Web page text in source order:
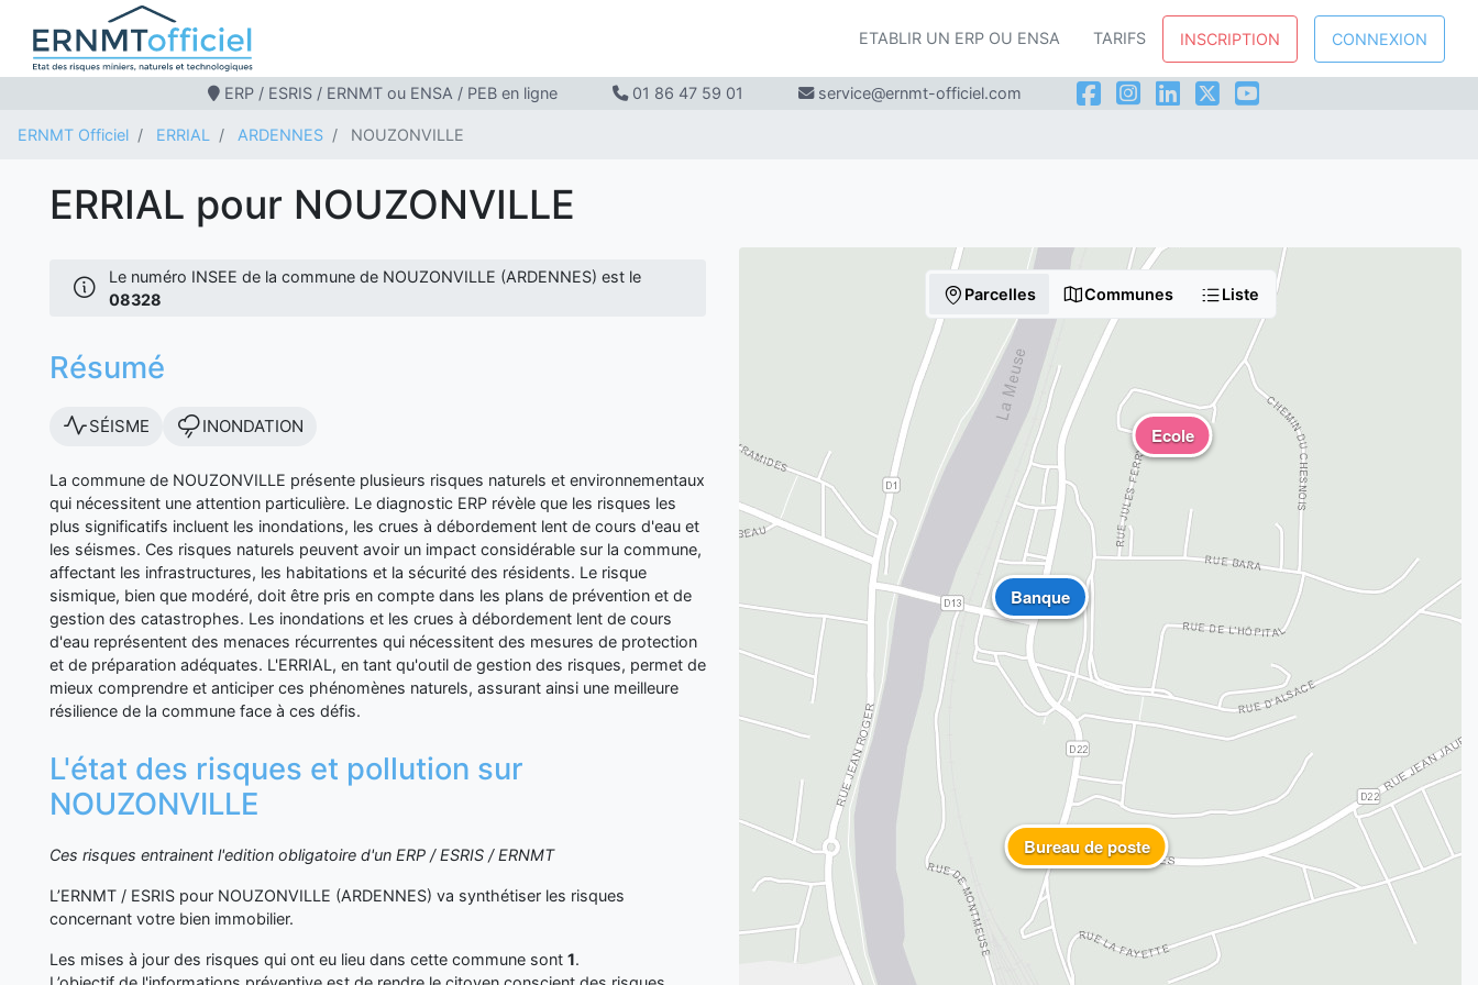
ETABLIR UN ERP OU ENSA TARIFS INSCRIPTION CONNEXION
ERP / ESRIS / ERNMT ou ENSA / PEB en ligne 01 86 47 59 01 service@ernmt-officiel.com
ERNMT Officiel ERRIAL ARDENNES NOUZONVILLE
ERRIAL pour NOUZONVILLE
Le numéro INSEE de la commune de NOUZONVILLE (ARDENNES) est le
08328
Résumé
SÉISME INONDATION
La commune de NOUZONVILLE présente plusieurs risques naturels et environnementaux
qui nécessitent une attention particulière. Le diagnostic ERP révèle que les risques les
plus significatifs incluent les inondations, les crues à débordement lent de cours d'eau et
les séismes. Ces risques naturels peuvent avoir un impact considérable sur la commune,
affectant les infrastructures, les habitations et la sécurité des résidents. Le risque
sismique, bien que modéré, doit être pris en compte dans les plans de prévention et de
gestion des catastrophes. Les inondations et les crues à débordement lent de cours
d'eau représentent des menaces récurrentes qui nécessitent des mesures de protection
et de préparation adéquates. L'ERRIAL, en tant qu'outil de gestion des risques, permet de
mieux comprendre et anticiper ces phénomènes naturels, assurant ainsi une meilleure
résilience de la commune face à ces défis.
L'état des risques et pollution sur
NOUZONVILLE
Ces risques entrainent l'edition obligatoire d'un ERP / ESRIS / ERNMT
L’ERNMT / ESRIS pour NOUZONVILLE (ARDENNES) va synthétiser les risques
concernant votre bien immobilier.
Les mises à jour des risques qui ont eu lieu dans cette commune sont 1.
Parcelles Communes Liste
Banque
Bureau de poste
Ecole